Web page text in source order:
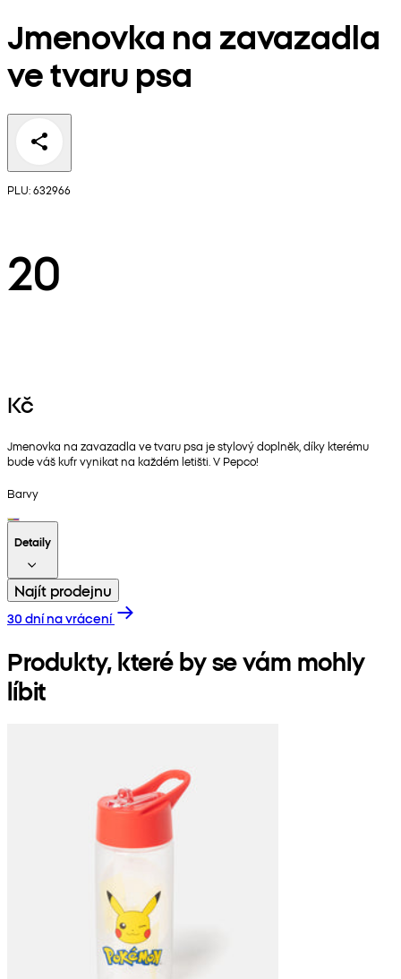
Jmenovka na zavazadla
ve tvaru psa
PLU: 632966
20
Kč
Jmenovka na zavazadla ve tvaru psa je stylový doplněk, díky kterému
bude váš kufr vynikat na každém letišti. V Pepco!
Barvy
Detaily
Najít prodejnu
30 dní na vrácení
Produkty, které by se vám mohly
líbit